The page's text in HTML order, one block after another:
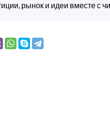
рынок и идеи вместе с